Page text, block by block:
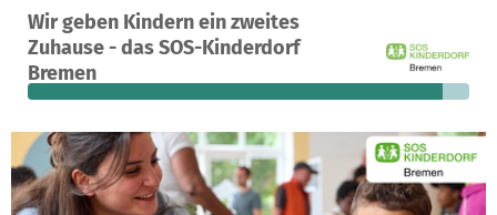
Wir geben Kindern ein zweites
Zuhause - das SOS-Kinderdorf
Bremen
Ein Projekt in Bremen, Deutschland
35
Spenden
94 % 1.150 €
fehlen noch